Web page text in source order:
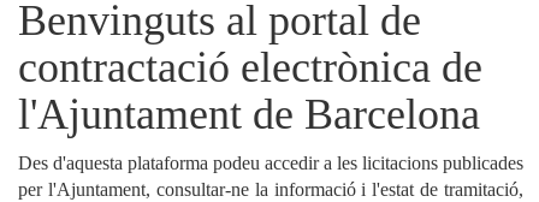
Benvinguts al portal de
contractació electrònica de
l'Ajuntament de Barcelona
Des d'aquesta plataforma podeu accedir a les licitacions publicades
per l'Ajuntament, consultar-ne la informació i l'estat de tramitació,